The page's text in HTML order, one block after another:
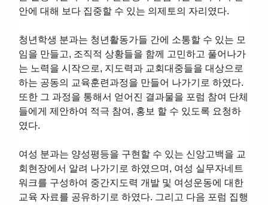
안에 대해 보다 집중할 수 있는 의제토의 자리였다.
청년학생 분과는 청년활동가들 간에 소통할 수 있는 모
임을 만들고, 조직적 상황들을 함께 고민하고 풀어나가
는 노력을 시작으로, 지도력과 교회대중들을 대상으로
하는 공동의 교육훈련과정을 만들어 나가기로 하였다.
또한 그 과정을 통해서 얻어진 결과물을 포럼 참여 단체
들에게 제안하여 적극 참여, 홍보 할 수 있도록 요청하
였다.
여성 분과는 양성평등을 구현할 수 있는 신앙고백을 교
회현장에서 알려 나가기로 하였으며, 여성 실무자네트
워크를 구성하여 중간지도력 개발 및 여성운동에 대한
교육 자료를 공유하기로 하였다. 그리고 다음 포럼 집행